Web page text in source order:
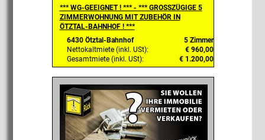
*** WG-GEEIGNET ! *** - *** GROSSZÜGIGE 5
ZIMMERWOHNUNG MIT ZUBEHÖR IN
ÖTZTAL-BAHNHOF ! ***
5 Zimmer
6430 Ötztal-Bahnhof
Nettokaltmiete (inkl. USt):
€ 960,00
Gesamtmiete (inkl. USt):
€ 1.200,00